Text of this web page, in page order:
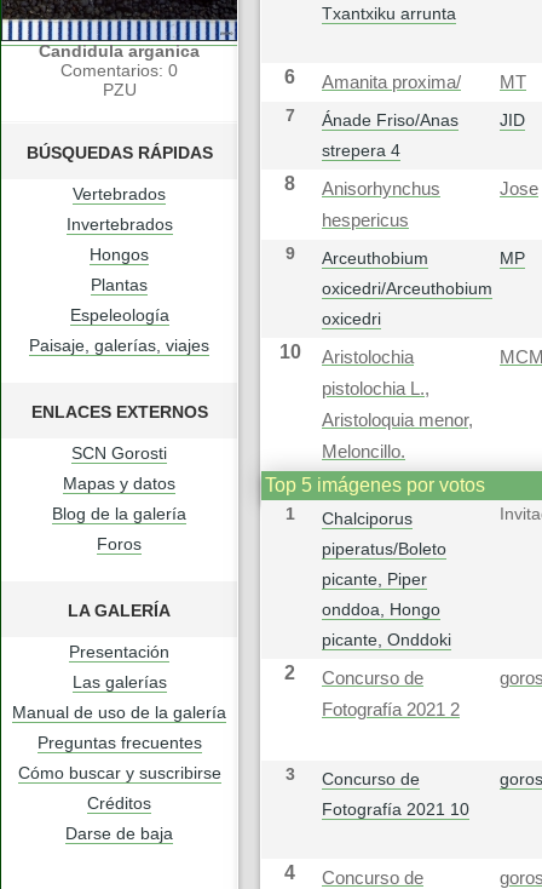
Candidula arganica
Comentarios: 0
PZU
BÚSQUEDAS RÁPIDAS
Vertebrados
Invertebrados
Hongos
Plantas
Espeleología
Paisaje, galerías, viajes
ENLACES EXTERNOS
SCN Gorosti
Mapas y datos
Blog de la galería
Foros
LA GALERÍA
Presentación
Las galerías
Manual de uso de la galería
Preguntas frecuentes
Cómo buscar y suscribirse
Créditos
Darse de baja
Txantxiku arrunta
6 Amanita proxima/
MT
7
Ánade Friso/Anas
strepera 4
JID
8
Anisorhynchus
hespericus
Jose
9
Arceuthobium
oxicedri/Arceuthobium
oxicedri
MP
10
Aristolochia
pistolochia L.,
Aristoloquia menor,
Meloncillo.
Top 5 imágenes por votos
1
Chalciporus
piperatus/Boleto
picante, Piper
onddoa, Hongo
picante, Onddoki
2
Concurso de
Fotografía 2021 2
3
Concurso de
Fotografía 2021 10
4
Concurso de